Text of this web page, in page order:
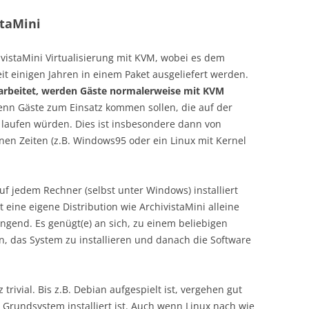
Virtualisierung mit KVM, wobei es dem
einigen Jahren in einem Paket ausgeliefert werden.
werden Gäste normalerweise mit KVM
Gäste zum Einsatz kommen sollen, die auf der
würden. Dies ist insbesondere dann von
Zeiten (z.B. Windows95 oder ein Linux mit Kernel
jedem Rechner (selbst unter Windows) installiert
eine eigene Distribution wie ArchivistaMini alleine
Es genügt(e) an sich, zu einem beliebigen
das System zu installieren und danach die Software
trivial. Bis z.B. Debian aufgespielt ist, vergehen gut
installiert ist. Auch wenn Linux nach wie